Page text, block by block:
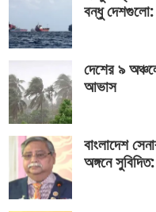
বন্ধু দেশগুলো:
দেশের ৯
আভাস
বাংলাদেশ
অঙ্গনে সুবিদিত: